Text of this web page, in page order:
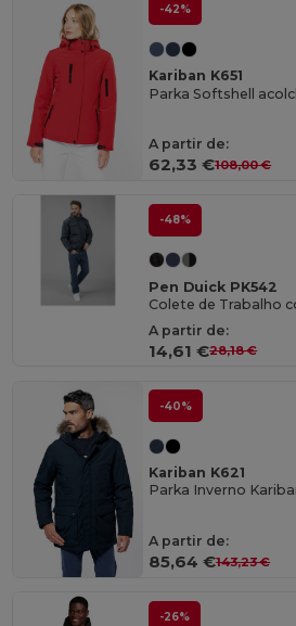
-42%
Kariban K651
A partir de:
62,33 €108,00 €
-48%
Pen Duick PK542
A partir de:
14,61 €28,18 €
-40%
Kariban K621
A partir de:
85,64 €143,23 €
-26%